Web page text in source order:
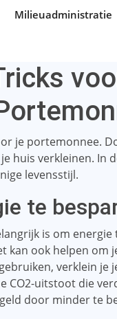
Milieuadministratie
je portemonnee.
huis verkleinen. In
levensstijl.
te
is om energie
kan ook helpen om
verklein je
CO2-uitstoot die
door minder te